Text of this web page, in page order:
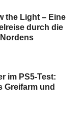
the Light – Eine
durch die
im PS5-Test:
Greifarm und